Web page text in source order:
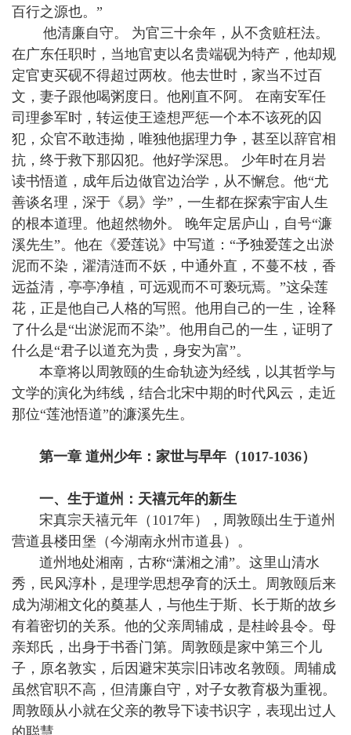
百行之源也。”
他清廉自守。 为官三十余年，从不贪赃枉法。
在广东任职时，当地官吏以名贵端砚为特产，他却规
定官吏买砚不得超过两枚。他去世时，家当不过百
文，妻子跟他喝粥度日。他刚直不阿。 在南安军任
司理参军时，转运使王逵想严惩一个本不该死的囚
犯，众官不敢违拗，唯独他据理力争，甚至以辞官相
抗，终于救下那囚犯。他好学深思。 少年时在月岩
读书悟道，成年后边做官边治学，从不懈怠。他“尤
善谈名理，深于《易》学”，一生都在探索宇宙人生
的根本道理。他超然物外。 晚年定居庐山，自号“濂
溪先生”。他在《爱莲说》中写道：“予独爱莲之出淤
泥而不染，濯清涟而不妖，中通外直，不蔓不枝，香
远益清，亭亭净植，可远观而不可亵玩焉。”这朵莲
花，正是他自己人格的写照。他用自己的一生，诠释
了什么是“出淤泥而不染”。他用自己的一生，证明了
什么是“君子以道充为贵，身安为富”。
本章将以周敦颐的生命轨迹为经线，以其哲学与
文学的演化为纬线，结合北宋中期的时代风云，走近
那位“莲池悟道”的濂溪先生。
第一章 道州少年：家世与早年（1017-1036）
一、生于道州：天禧元年的新生
宋真宗天禧元年（1017年），周敦颐出生于道州
营道县楼田堡（今湖南永州市道县）。
道州地处湘南，古称“潇湘之浦”。这里山清水
秀，民风淳朴，是理学思想孕育的沃土。周敦颐后来
成为湖湘文化的奠基人，与他生于斯、长于斯的故乡
有着密切的关系。他的父亲周辅成，是桂岭县令。母
亲郑氏，出身于书香门第。周敦颐是家中第三个儿
子，原名敦实，后因避宋英宗旧讳改名敦颐。周辅成
虽然官职不高，但清廉自守，对子女教育极为重视。
周敦颐从小就在父亲的教导下读书识字，表现出过人